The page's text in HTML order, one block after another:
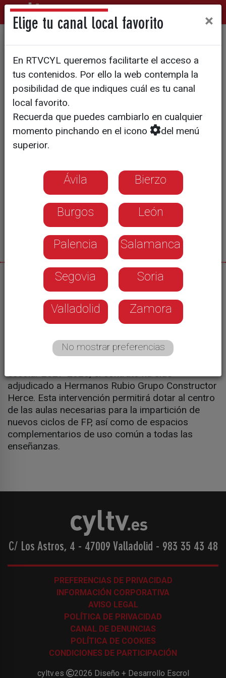
La Junta adjudica en 8,1
millones las obras de La
Merced
08/05/2025
La Junta de Castilla y León ha adjudicado por un
importe superior a los 8 millones de euros las
obras de ampliación del Centro Integrado de
Formación Profesional La Merced, en Soria. Con
un plazo de ejecución de 20 meses y la previsión
escolar 2027-2028, el contrato ha sido
adjudicado a Hermanos Rubio Grupo Constructor
Herce. Esta intervención permitirá dotar al centro
de las aulas necesarias para la impartición de
nuevos ciclos de FP, así como de espacios
complementarios de uso común a todas las
enseñanzas.
C/ Los Astros, 4 - 47009 Valladolid - 983 35 43 48
PREFERENCIAS DE PRIVACIDAD
INFORMACIÓN CORPORATIVA
AVISO LEGAL
POLÍTICA DE PRIVACIDAD
CANAL DE DENUNCIAS
POLÍTICA DE COOKIES
CONDICIONES DE PARTICIPACIÓN
cyltv.es 2026 Diseño + Desarrollo Escrol
Elige tu canal local favorito ×
En RTVCYL queremos facilitarte el acceso a
tus contenidos. Por ello la web contempla la
posibilidad de que indiques cuál es tu canal
local favorito.
Recuerda que puedes cambiarlo en cualquier
momento pinchando en el icono
del menú
superior.
Ávila Bierzo
Burgos León
Palencia Salamanca
Segovia Soria
Valladolid Zamora
No mostrar preferencias